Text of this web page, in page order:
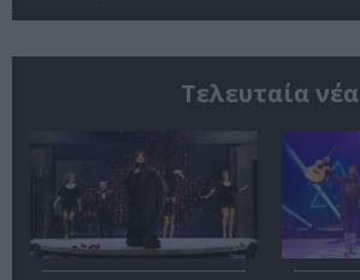
Τελευταία νέα